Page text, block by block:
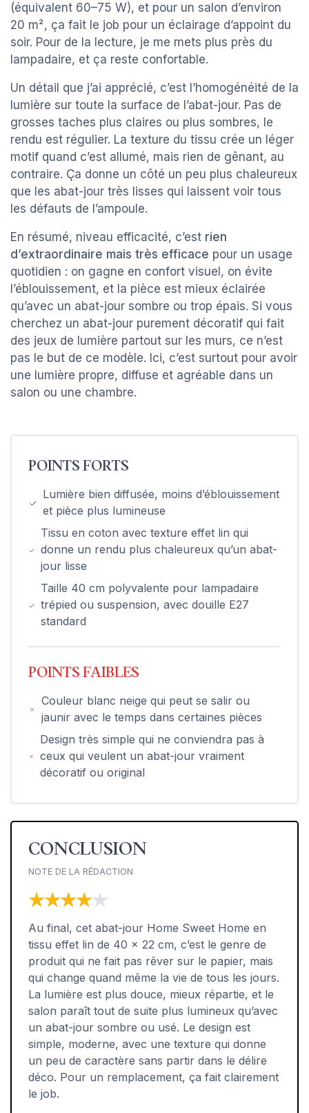
(équivalent 60–75 W), et pour un salon d’environ
20 m², ça fait le job pour un éclairage d’appoint du
soir. Pour de la lecture, je me mets plus près du
lampadaire, et ça reste confortable.
Un détail que j’ai apprécié, c’est l’homogénéité de la
lumière sur toute la surface de l’abat-jour. Pas de
grosses taches plus claires ou plus sombres, le
rendu est régulier. La texture du tissu crée un léger
motif quand c’est allumé, mais rien de gênant, au
contraire. Ça donne un côté un peu plus chaleureux
que les abat-jour très lisses qui laissent voir tous
les défauts de l’ampoule.
En résumé, niveau efficacité, c’est rien
d’extraordinaire mais très efficace pour un usage
quotidien : on gagne en confort visuel, on évite
l’éblouissement, et la pièce est mieux éclairée
qu’avec un abat-jour sombre ou trop épais. Si vous
cherchez un abat-jour purement décoratif qui fait
des jeux de lumière partout sur les murs, ce n’est
pas le but de ce modèle. Ici, c’est surtout pour avoir
une lumière propre, diffuse et agréable dans un
salon ou une chambre.
POINTS FORTS
Lumière bien diffusée, moins d’éblouissement
et pièce plus lumineuse
Tissu en coton avec texture effet lin qui
donne un rendu plus chaleureux qu’un abat-
jour lisse
Taille 40 cm polyvalente pour lampadaire
trépied ou suspension, avec douille E27
standard
POINTS FAIBLES
Couleur blanc neige qui peut se salir ou
jaunir avec le temps dans certaines pièces
Design très simple qui ne conviendra pas à
ceux qui veulent un abat-jour vraiment
décoratif ou original
CONCLUSION
NOTE DE LA RÉDACTION
★★★★★
★★★★★
Au final, cet abat-jour Home Sweet Home en
tissu effet lin de 40 x 22 cm, c’est le genre de
produit qui ne fait pas rêver sur le papier, mais
qui change quand même la vie de tous les jours.
La lumière est plus douce, mieux répartie, et le
salon paraît tout de suite plus lumineux qu’avec
un abat-jour sombre ou usé. Le design est
simple, moderne, avec une texture qui donne
un peu de caractère sans partir dans le délire
déco. Pour un remplacement, ça fait clairement
le job.